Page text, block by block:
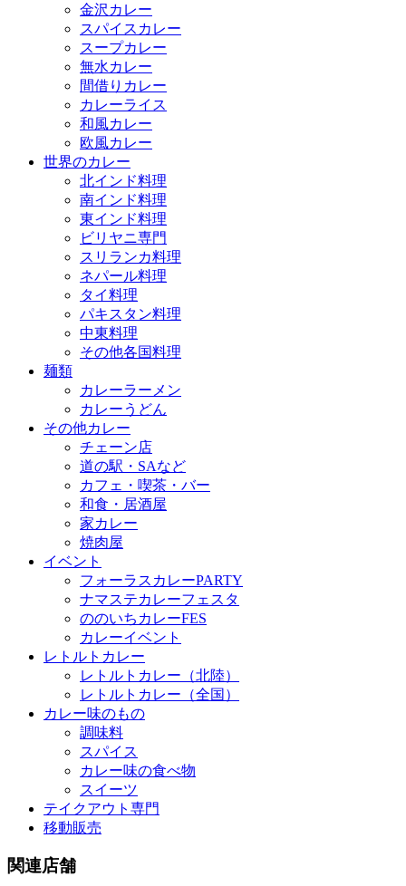
金沢カレー
スパイスカレー
スープカレー
無水カレー
間借りカレー
カレーライス
和風カレー
欧風カレー
世界のカレー
北インド料理
南インド料理
東インド料理
ビリヤニ専門
スリランカ料理
ネパール料理
タイ料理
パキスタン料理
中東料理
その他各国料理
麺類
カレーラーメン
カレーうどん
その他カレー
チェーン店
道の駅・SAなど
カフェ・喫茶・バー
和食・居酒屋
家カレー
焼肉屋
イベント
フォーラスカレーPARTY
ナマステカレーフェスタ
ののいちカレーFES
カレーイベント
レトルトカレー
レトルトカレー（北陸）
レトルトカレー（全国）
カレー味のもの
調味料
スパイス
カレー味の食べ物
スイーツ
テイクアウト専門
移動販売
関連店舗